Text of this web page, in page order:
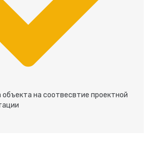
объекта на соотвесвтие проектной